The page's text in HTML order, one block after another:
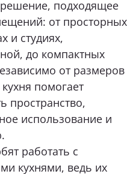
подходящее
от просторных
и студиях,
до компактных
от размеров
помогает
пространство,
использование и
работать с
кухнями, ведь их
и предпочтения
до 10 Мб)
13а
Сахарова, 53
96